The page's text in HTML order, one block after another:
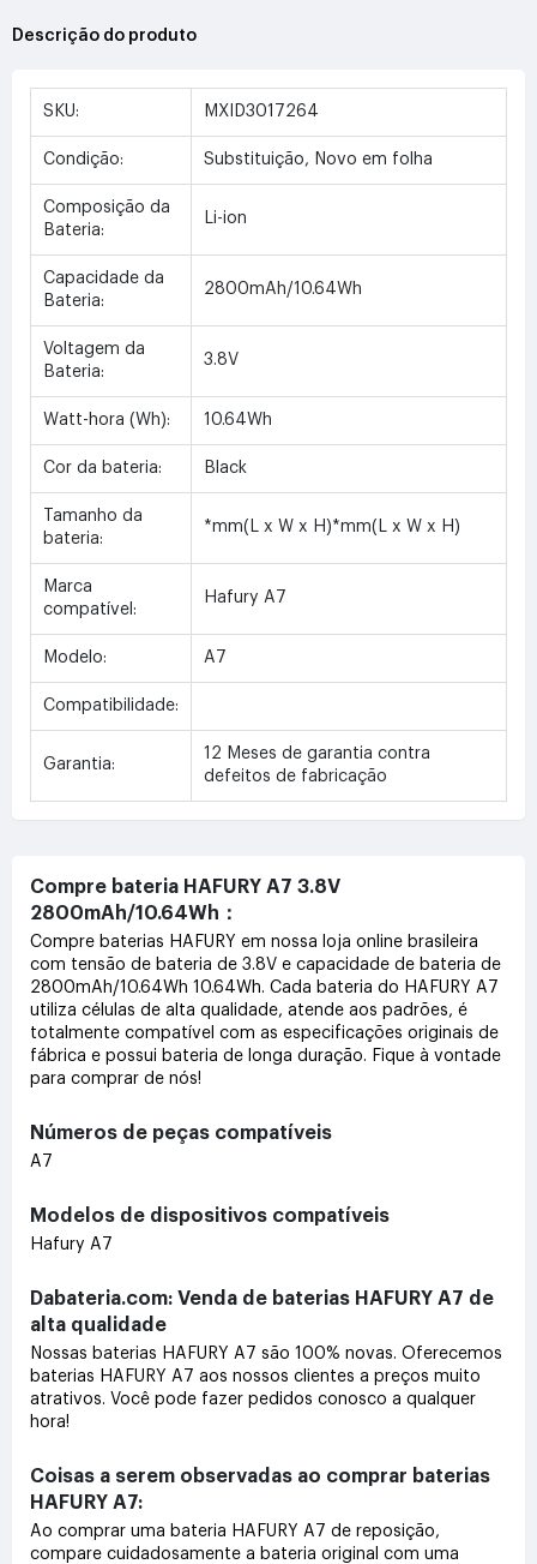
Descrição do produto
SKU: MXID3017264
Condição: Substituição, Novo em folha
Composição da
Bateria:
Li-ion
Capacidade da
Bateria:
2800mAh/10.64Wh
Voltagem da
Bateria:
3.8V
Watt-hora (Wh): 10.64Wh
Cor da bateria: Black
Tamanho da
bateria:
*mm(L x W x H)*mm(L x W x H)
Marca
compatível:
Hafury A7
Modelo: A7
Compatibilidade:
Garantia:
12 Meses de garantia contra
defeitos de fabricação
Compre bateria HAFURY A7 3.8V
2800mAh/10.64Wh：
Compre baterias HAFURY em nossa loja online brasileira
com tensão de bateria de 3.8V e capacidade de bateria de
2800mAh/10.64Wh 10.64Wh. Cada bateria do HAFURY A7
utiliza células de alta qualidade, atende aos padrões, é
totalmente compatível com as especificações originais de
fábrica e possui bateria de longa duração. Fique à vontade
para comprar de nós!
Números de peças compatíveis
A7
Modelos de dispositivos compatíveis
Hafury A7
Dabateria.com: Venda de baterias HAFURY A7 de
alta qualidade
Nossas baterias HAFURY A7 são 100% novas. Oferecemos
baterias HAFURY A7 aos nossos clientes a preços muito
atrativos. Você pode fazer pedidos conosco a qualquer
hora!
Coisas a serem observadas ao comprar baterias
HAFURY A7:
Ao comprar uma bateria HAFURY A7 de reposição,
compare cuidadosamente a bateria original com uma